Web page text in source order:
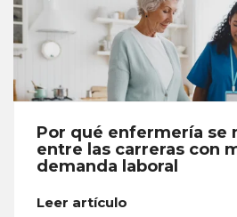
Por qué enfermería se
entre las carreras con
demanda laboral
Leer artículo